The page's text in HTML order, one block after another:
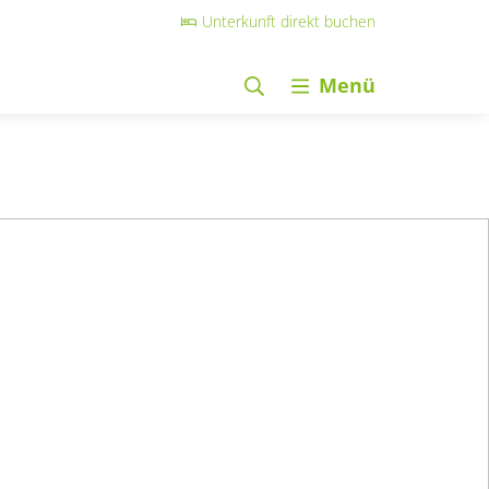
Unterkunft direkt buchen
Menü